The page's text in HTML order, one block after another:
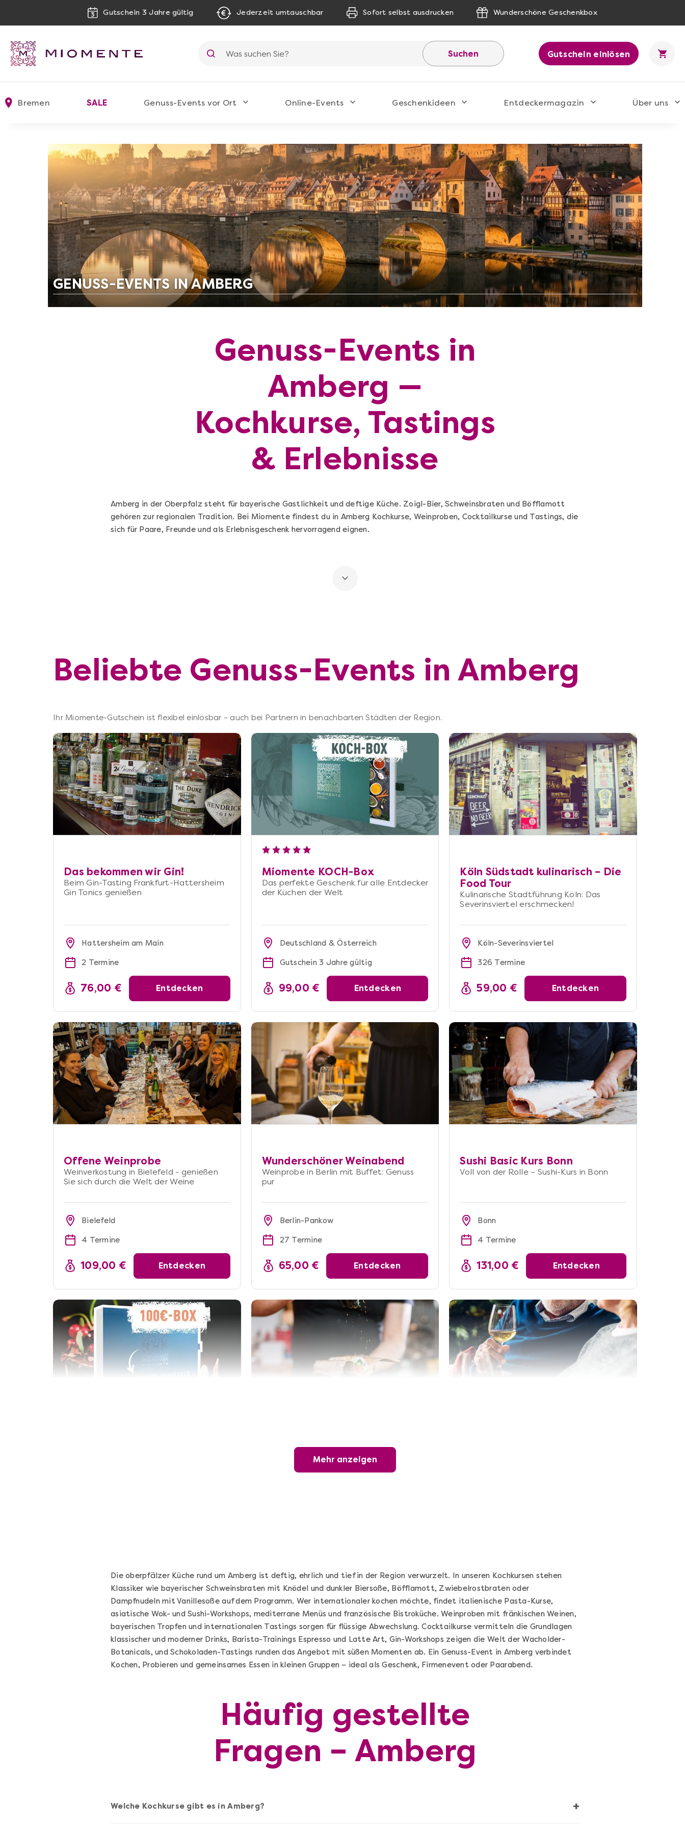
Gutschein 3 Jahre gültig Jederzeit umtauschbar Sofort selbst ausdrucken Wunderschöne Geschenkbox
Suchen Gutschein einlösen
Bremen SALE Genuss-Events vor Ort Online-Events Geschenkideen Entdeckermagazin Über uns
GENUSS-EVENTS IN AMBERG
Genuss-Events in
Amberg —
Kochkurse, Tastings
& Erlebnisse
Amberg in der Oberpfalz steht für bayerische Gastlichkeit und deftige Küche. Zoigl-Bier, Schweinsbraten und Böfflamott
gehören zur regionalen Tradition. Bei Miomente findest du in Amberg Kochkurse, Weinproben, Cocktailkurse und Tastings, die
sich für Paare, Freunde und als Erlebnisgeschenk hervorragend eignen.
Beliebte Genuss-Events in Amberg
Ihr Miomente-Gutschein ist flexibel einlösbar – auch bei Partnern in benachbarten Städten der Region.
Das bekommen wir Gin!
Beim Gin-Tasting Frankfurt-Hattersheim
Gin Tonics genießen
Hattersheim am Main
2 Termine
76,00 € Entdecken
Miomente KOCH-Box
Das perfekte Geschenk für alle Entdecker
der Küchen der Welt
Deutschland & Österreich
Gutschein 3 Jahre gültig
99,00 € Entdecken
Köln Südstadt kulinarisch – Die
Food Tour
Kulinarische Stadtführung Köln: Das
Severinsviertel erschmecken!
Köln-Severinsviertel
326 Termine
59,00 € Entdecken
Offene Weinprobe
Weinverkostung in Bielefeld - genießen
Sie sich durch die Welt der Weine
Bielefeld
4 Termine
109,00 € Entdecken
Wunderschöner Weinabend
Weinprobe in Berlin mit Buffet: Genuss
pur
Berlin-Pankow
27 Termine
65,00 € Entdecken
Sushi Basic Kurs Bonn
Voll von der Rolle – Sushi-Kurs in Bonn
Bonn
4 Termine
131,00 € Entdecken
Online Sushi Kochkurs: Alles rund um die
perfekte Maki-Rolle!
Vom richtigen Kneten und dem perfekten
Sushi Selber Machen - DIY-Set
Sushi Starter Set: DIY-Box mit Videokurs
Cocktails Selber Machen - DIY-
Cocktail Starter Set: DIY-Box mit
Videokurs
Mehr anzeigen
Die oberpfälzer Küche rund um Amberg ist deftig, ehrlich und tief in der Region verwurzelt. In unseren Kochkursen stehen
Klassiker wie bayerischer Schweinsbraten mit Knödel und dunkler Biersoße, Böfflamott, Zwiebelrostbraten oder
Dampfnudeln mit Vanillesoße auf dem Programm. Wer internationaler kochen möchte, findet italienische Pasta-Kurse,
asiatische Wok- und Sushi-Workshops, mediterrane Menüs und französische Bistroküche. Weinproben mit fränkischen Weinen,
bayerischen Tropfen und internationalen Tastings sorgen für flüssige Abwechslung. Cocktailkurse vermitteln die Grundlagen
klassischer und moderner Drinks, Barista-Trainings Espresso und Latte Art, Gin-Workshops zeigen die Welt der Wacholder-
Botanicals, und Schokoladen-Tastings runden das Angebot mit süßen Momenten ab. Ein Genuss-Event in Amberg verbindet
Kochen, Probieren und gemeinsames Essen in kleinen Gruppen – ideal als Geschenk, Firmenevent oder Paarabend.
Häufig gestellte
Fragen – Amberg
Welche Kochkurse gibt es in Amberg? +